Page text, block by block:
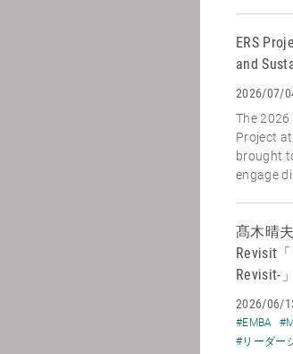
ERS
and
2026/07/
The
Project
brought
engage
髙木晴
Revisit
Revisit-
2026/06/
#EMBA
#リーダー